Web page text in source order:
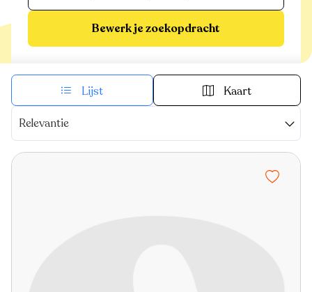
Bewerk je zoekopdracht
Lijst Kaart
Relevantie